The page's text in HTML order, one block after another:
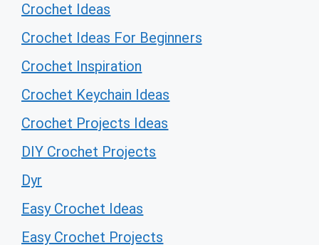
Crochet Ideas
Crochet Ideas For Beginners
Crochet Inspiration
Crochet Keychain Ideas
Crochet Projects Ideas
DIY Crochet Projects
Dyr
Easy Crochet Ideas
Easy Crochet Projects